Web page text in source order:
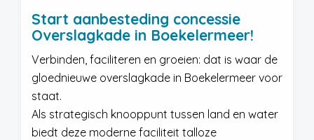
Start aanbesteding concessie
Overslagkade in Boekelermeer!
Verbinden, faciliteren en groeien: dat is waar de
gloednieuwe overslagkade in Boekelermeer voor
staat.
Als strategisch knooppunt tussen land en water
biedt deze moderne faciliteit talloze